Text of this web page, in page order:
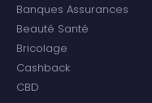
Banques Assurances
Beauté Santé
Bricolage
Cashback
CBD